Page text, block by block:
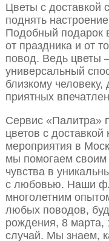
Цветы с доставкой
поднять
Подобный подарок
от праздника и от
повод. Ведь цветы
универсальный
близкому человеку,
приятных
Сервис «Палитра»
цветов с
мероприятия в
мы помогаем своим
чувства в
с любовью. Наши
многолетним
любых поводов,
рождения, 8
случай. Мы знаем,